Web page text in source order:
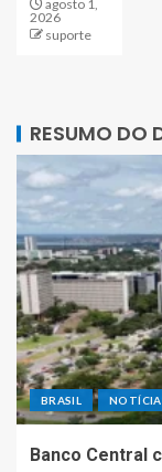
agosto 1,
2026
suporte
RESUMO DO
BRASIL
Banco Central